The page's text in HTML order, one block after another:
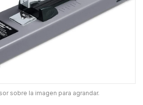
sobre la imagen para agrandar.